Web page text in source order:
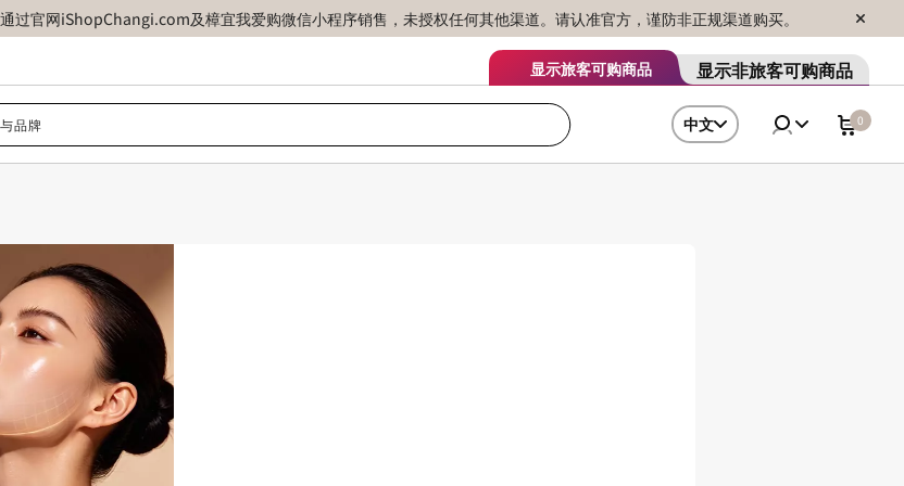
官网iShopChangi.com及樟宜我爱购微信小程序销售，未授权任何其他渠道。请认准官方，谨防非正规渠道购买。
显示旅客可购商品 显示非旅客可购商品
中文 0